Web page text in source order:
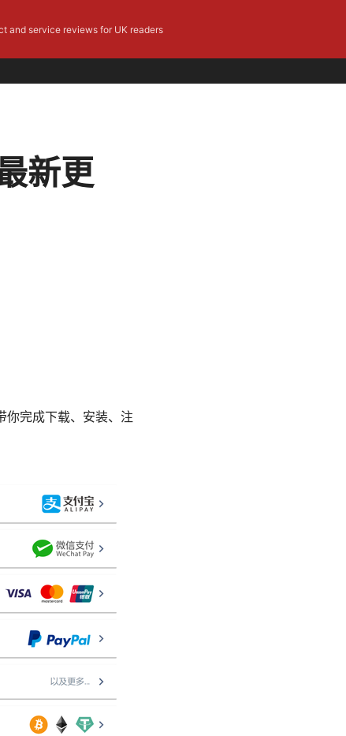
and service reviews for UK readers
新更
完成下载、安装、注